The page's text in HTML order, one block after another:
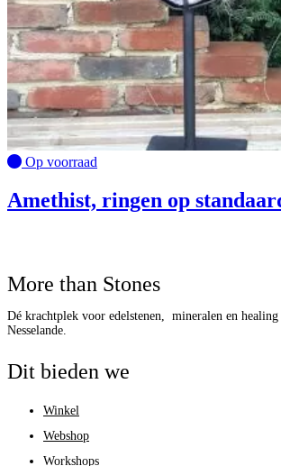
Op voorraad
Amethist, ringen op
More than Stones
Dé krachtplek voor edelstenen, mineralen en
Nesselande.
Dit bieden we
Winkel
Webshop
Workshops